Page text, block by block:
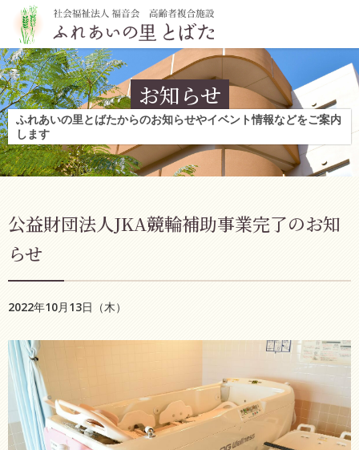
お知らせ
ふれあいの里とばたからのお知らせやイベント情報などをご案内
します
公益財団法人JKA競輪補助事業完了のお知
らせ
2022年10月13日（木）